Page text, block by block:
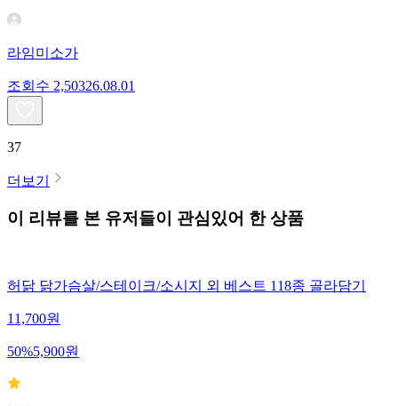
라임미소가
조회수 2,50326.08.01
37
더보기
이 리뷰를 본 유저들이 관심있어 한 상품
허닭 닭가슴살/스테이크/소시지 외 베스트 118종 골라담기
11,700원
50%5,900원